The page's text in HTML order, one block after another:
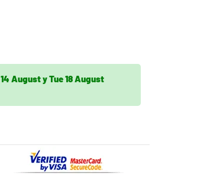
AugustyTue 18 August